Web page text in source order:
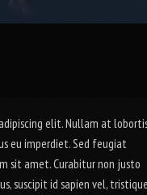
elit. Nullam at
eu imperdiet. Sed feugiat
sit amet. Curabitur non justo
suscipit id sapien vel,